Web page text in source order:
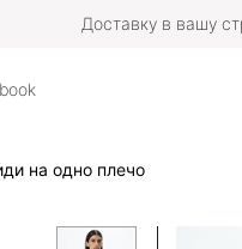
Доставку в вашу
на одно плечо